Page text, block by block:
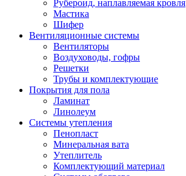
Рубероид, наплавляемая кровля
Мастика
Шифер
Вентиляционные системы
Вентиляторы
Воздуховоды, гофры
Решетки
Трубы и комплектующие
Покрытия для пола
Ламинат
Линолеум
Системы утепления
Пенопласт
Минеральная вата
Утеплитель
Комплектующий материал